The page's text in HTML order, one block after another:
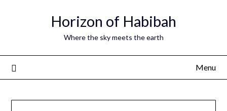
Horizon of Habibah
Where the sky meets the earth
Menu